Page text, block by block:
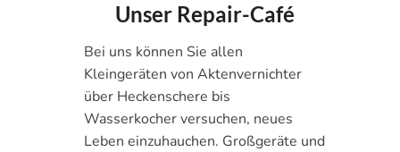
Unser Repair-Café
Bei uns können Sie allen
Kleingeräten von Aktenvernichter
über Heckenschere bis
Wasserkocher versuchen, neues
Leben einzuhauchen. Großgeräte und